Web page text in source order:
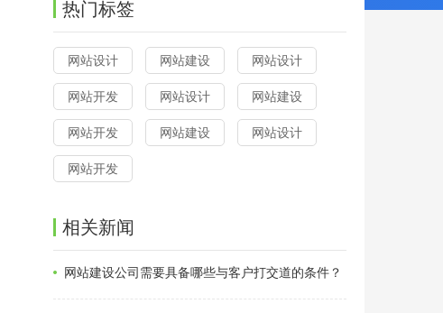
热门标签
网站设计 网站建设 网站设计
网站开发 网站设计 网站建设
网站开发 网站建设 网站设计
网站开发
相关新闻
网站建设公司需要具备哪些与客户打交道的条件？